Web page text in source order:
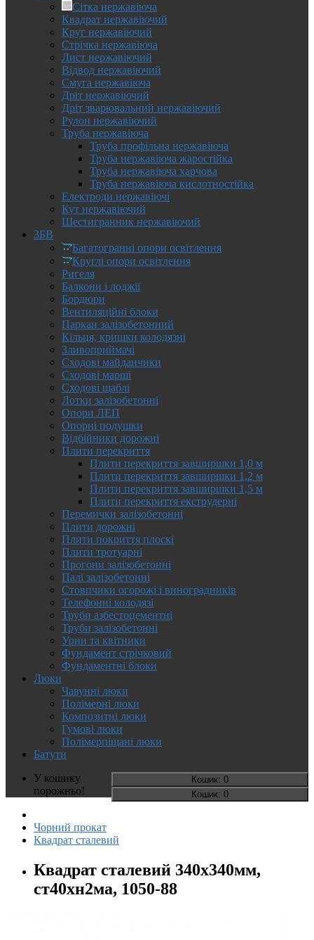
Сітка нержавіюча
Квадрат нержавіючий
Круг нержавіючий
Стрічка нержавіюча
Лист нержавіючий
Відвод нержавіючий
Смуга нержавіюча
Дріт нержавіючий
Дріт зварювальний нержавіючий
Рулон нержавіючий
Труба нержавіюча
Труба профільна нержавіюча
Труба нержавіюча жаростійка
Труба нержавіюча харчова
Труба нержавіюча кислотностійка
Електроди нержавіючі
Кут нержавіючий
Шестигранник нержавіючий
ЗБВ
Багатогранні опори освітлення
Круглі опори освітлення
Ригеля
Балкони і лоджії
Бордюри
Вентиляційні блоки
Паркан залізобетонний
Кільця, кришки колодязні
Зливоприймачі
Сходові майданчики
Сходові марші
Сходові щаблі
Лотки залізобетонні
Опори ЛЕП
Опорні подушки
Відбійники дорожні
Плити перекриття
Плити перекриття завширшки 1,0 м
Плити перекриття завширшки 1,2 м
Плити перекриття завширшки 1,5 м
Плити перекриття екструдерні
Перемички залізобетонні
Плити дорожні
Плити покриття плоскі
Плити тротуарні
Прогони залізобетонні
Палі залізобетонні
Стовпчики огорожі і виноградників
Телефонні колодязі
Труби азбестоцементні
Труби залізобетонні
Урни та квітники
Фундамент стрічковий
Фундаментні блоки
Люки
Чавунні люки
Полімерні люки
Композитні люки
Гумові люки
Полімерпіщані люки
Батути
Кошик: 0
Кошик: 0
У кошику
порожньо!
Чорний прокат
Квадрат сталевий
Квадрат сталевий 340х340мм,
ст40хн2ма, 1050-88